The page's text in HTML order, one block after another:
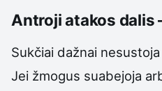
Antroji atakos dalis
Sukčiai dažnai
Jei žmogus suabejoja